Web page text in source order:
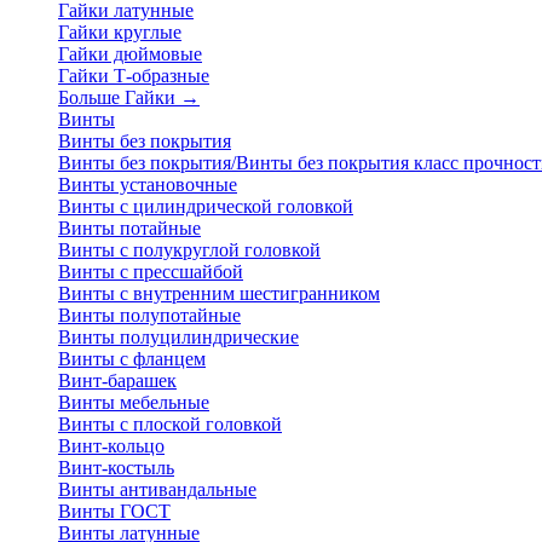
Гайки латунные
Гайки круглые
Гайки дюймовые
Гайки Т-образные
Больше Гайки →
Винты
Винты без покрытия
Винты без покрытия/Винты без покрытия класс
Винты установочные
Винты с цилиндрической головкой
Винты потайные
Винты с полукруглой головкой
Винты с прессшайбой
Винты с внутренним шестигранником
Винты полупотайные
Винты полуцилиндрические
Винты с фланцем
Винт-барашек
Винты мебельные
Винты с плоской головкой
Винт-кольцо
Винт-костыль
Винты антивандальные
Винты ГОСТ
Винты латунные